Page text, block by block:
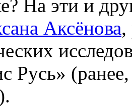
На эти и
Аксёнова,
Русь»